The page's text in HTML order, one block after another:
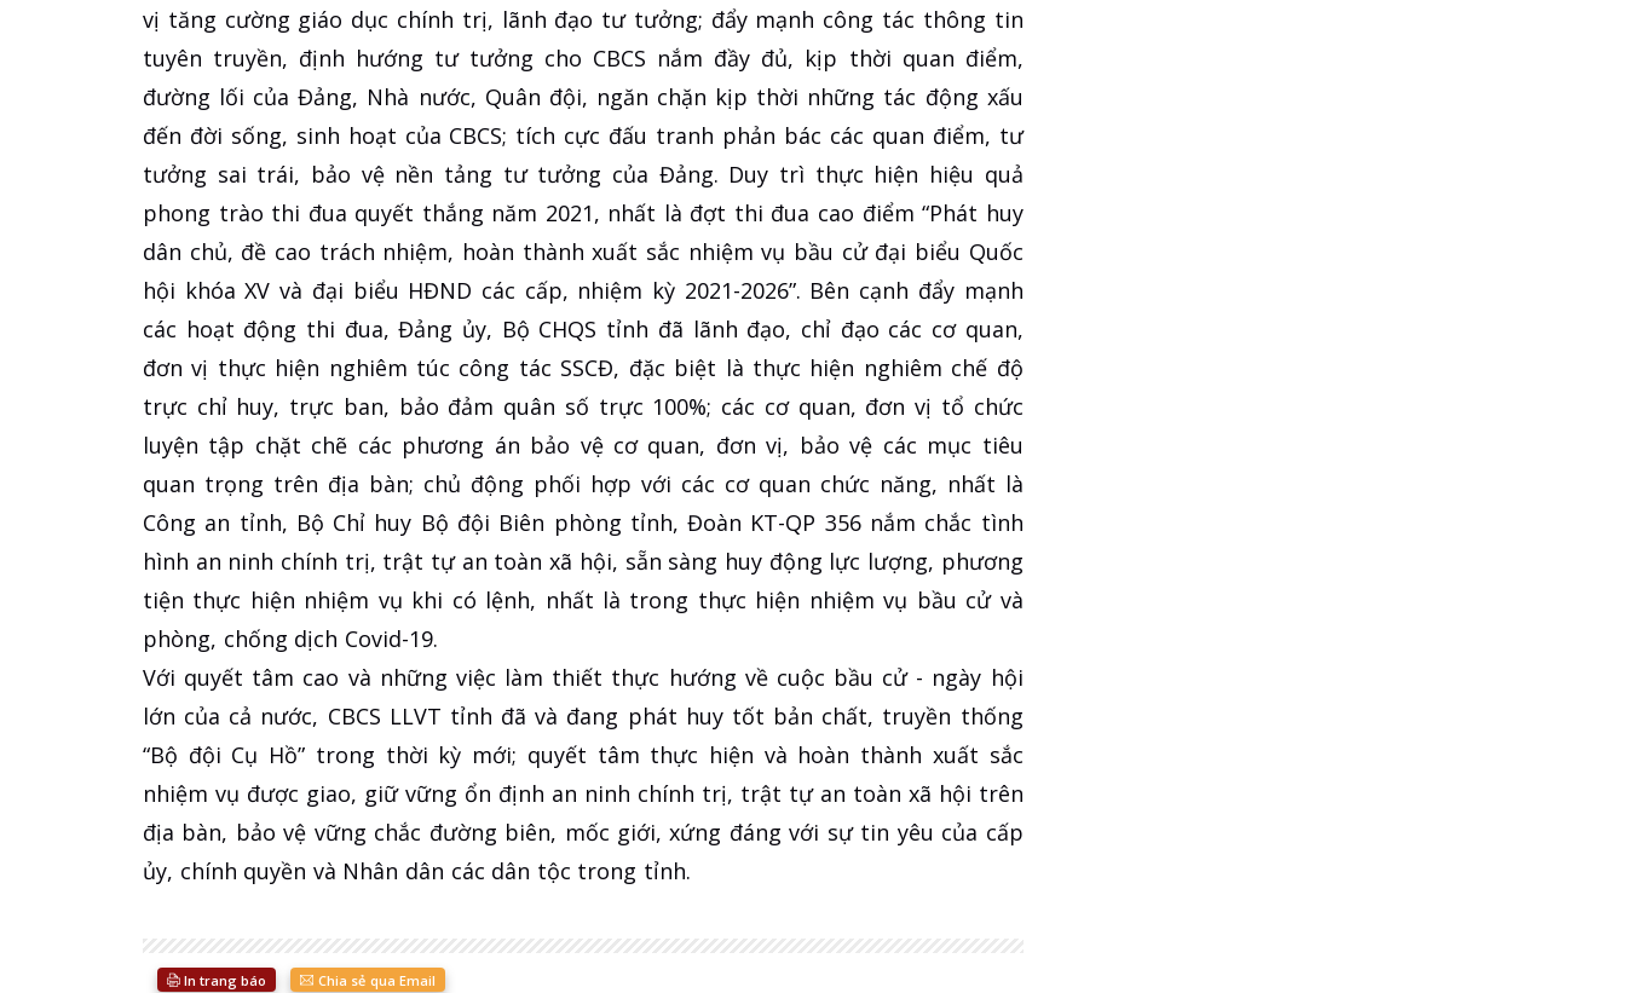
vị tăng cường giáo dục chính trị, lãnh đạo tư tưởng; đẩy mạnh công tác thông tin
tuyên truyền, định hướng tư tưởng cho CBCS nắm đầy đủ, kịp thời quan điểm,
đường lối của Đảng, Nhà nước, Quân đội, ngăn chặn kịp thời những tác động xấu
đến đời sống, sinh hoạt của CBCS; tích cực đấu tranh phản bác các quan điểm, tư
tưởng sai trái, bảo vệ nền tảng tư tưởng của Đảng. Duy trì thực hiện hiệu quả
phong trào thi đua quyết thắng năm 2021, nhất là đợt thi đua cao điểm “Phát huy
dân chủ, đề cao trách nhiệm, hoàn thành xuất sắc nhiệm vụ bầu cử đại biểu Quốc
hội khóa XV và đại biểu HĐND các cấp, nhiệm kỳ 2021-2026”. Bên cạnh đẩy mạnh
các hoạt động thi đua, Đảng ủy, Bộ CHQS tỉnh đã lãnh đạo, chỉ đạo các cơ quan,
đơn vị thực hiện nghiêm túc công tác SSCĐ, đặc biệt là thực hiện nghiêm chế độ
trực chỉ huy, trực ban, bảo đảm quân số trực 100%; các cơ quan, đơn vị tổ chức
luyện tập chặt chẽ các phương án bảo vệ cơ quan, đơn vị, bảo vệ các mục tiêu
quan trọng trên địa bàn; chủ động phối hợp với các cơ quan chức năng, nhất là
Công an tỉnh, Bộ Chỉ huy Bộ đội Biên phòng tỉnh, Đoàn KT-QP 356 nắm chắc tình
hình an ninh chính trị, trật tự an toàn xã hội, sẵn sàng huy động lực lượng, phương
tiện thực hiện nhiệm vụ khi có lệnh, nhất là trong thực hiện nhiệm vụ bầu cử và
phòng, chống dịch Covid-19.
Với quyết tâm cao và những việc làm thiết thực hướng về cuộc bầu cử - ngày hội
lớn của cả nước, CBCS LLVT tỉnh đã và đang phát huy tốt bản chất, truyền thống
“Bộ đội Cụ Hồ” trong thời kỳ mới; quyết tâm thực hiện và hoàn thành xuất sắc
nhiệm vụ được giao, giữ vững ổn định an ninh chính trị, trật tự an toàn xã hội trên
địa bàn, bảo vệ vững chắc đường biên, mốc giới, xứng đáng với sự tin yêu của cấp
ủy, chính quyền và Nhân dân các dân tộc trong tỉnh.
In trang báo Chia sẻ qua Email